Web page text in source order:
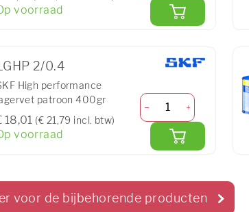
voorraad
2/0.4
High performance
patroon 400gr
18,01 (€ 21,79 incl. btw)
voorraad
voor de bijbehorende producten